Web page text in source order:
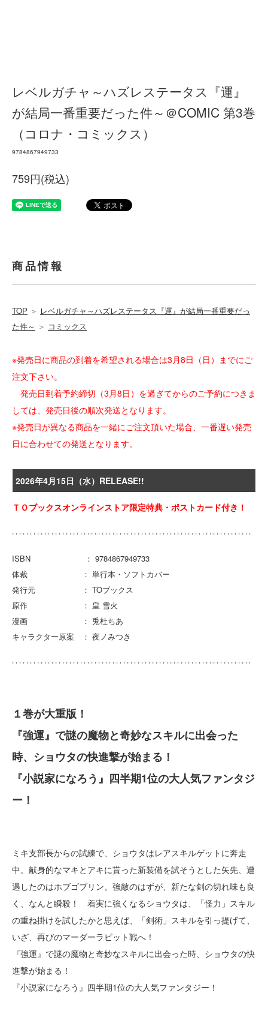
レベルガチャ～ハズレステータス『運』
が結局一番重要だった件～＠COMIC 第3巻
（コロナ・コミックス）
9784867949733
759円(税込)
商品情報
TOP ＞ レベルガチャ～ハズレステータス『運』が結局一番重要だっ
た件～ ＞ コミックス
※発売日に商品の到着を希望される場合は3月8日（日）までにご
注文下さい。
発売日到着予約締切（3月8日）を過ぎてからのご予約につきま
しては、発売日後の順次発送となります。
※発売日が異なる商品を一緒にご注文頂いた場合、一番遅い発売
日に合わせての発送となります。
2026年4月15日（水）RELEASE!!
ＴＯブックスオンラインストア限定特典・ポストカード付き！
ISBN ： 9784867949733
体裁 ： 単行本・ソフトカバー
発行元 ： TOブックス
原作 ： 皇 雪火
漫画 ： 兎杜ちあ
キャラクター原案 ： 夜ノみつき
１巻が大重版！
『強運』で謎の魔物と奇妙なスキルに出会った
時、ショウタの快進撃が始まる！
『小説家になろう』四半期1位の大人気ファンタジ
ー！
ミキ支部長からの試練で、ショウタはレアスキルゲットに奔走
中。献身的なマキとアキに貰った新装備を試そうとした矢先、遭
遇したのはホブゴブリン。強敵のはずが、新たな剣の切れ味も良
く、なんと瞬殺！ 着実に強くなるショウタは、「怪力」スキル
の重ね掛けを試したかと思えば、「剣術」スキルを引っ提げて、
いざ、再びのマーダーラビット戦へ！
『強運』で謎の魔物と奇妙なスキルに出会った時、ショウタの快
進撃が始まる！
『小説家になろう』四半期1位の大人気ファンタジー！